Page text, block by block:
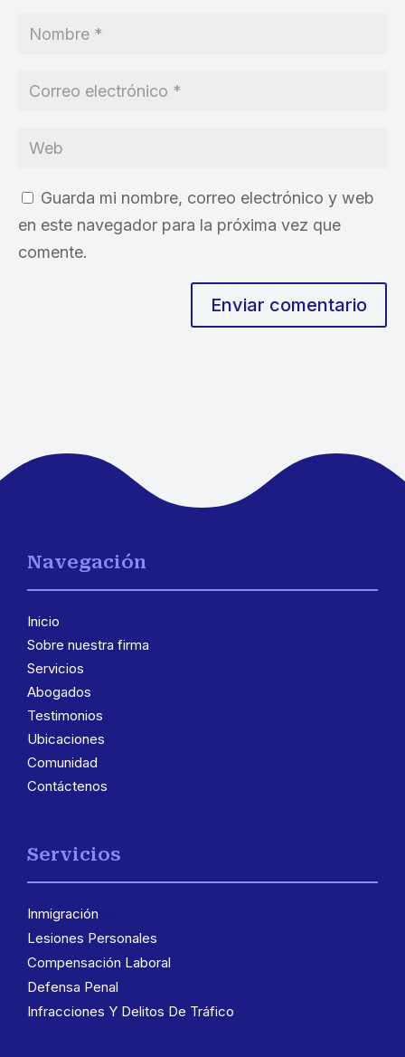
Guarda mi nombre, correo electrónico y web
en este navegador para la próxima vez que
comente.
Enviar comentario
Navegación
Inicio
Sobre nuestra firma
Servicios
Abogados
Testimonios
Ubicaciones
Comunidad
Contáctenos
Servicios
Inmigración
Lesiones Personales
Compensación Laboral
Defensa Penal
Infracciones Y Delitos De Tráfico